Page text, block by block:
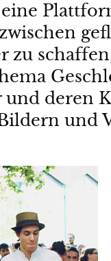
zu
und deren
und